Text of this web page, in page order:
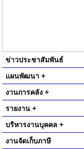
ข่าวประชาสัมพันธ์
แผนพัฒนา +
งานการคลัง +
รายงาน +
บริหารงานบุคคล +
งานจัดเก็บภาษี